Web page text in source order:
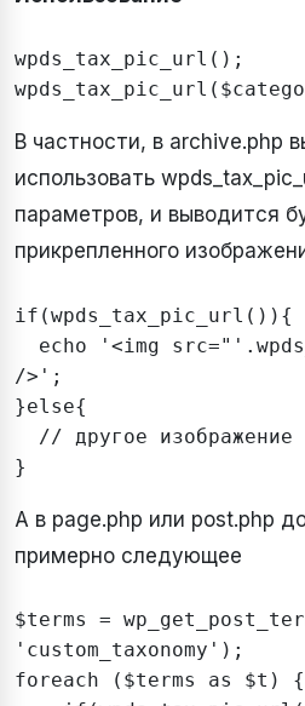
wpds_tax_pic_url();
В частности, в archive.php
использовать
параметров, и выводится
прикрепленного
if(wpds_tax_pic_url()){
/>';
}else{
}
А в page.php или post.php
примерно следующее
$terms =
'custom_taxonomy');
foreach ($terms as $t) {